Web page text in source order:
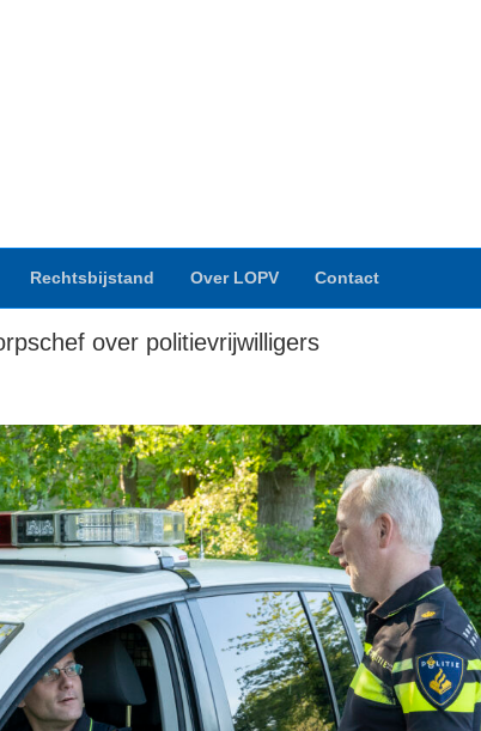
Rechtsbijstand Over LOPV Contact
over politievrijwilligers